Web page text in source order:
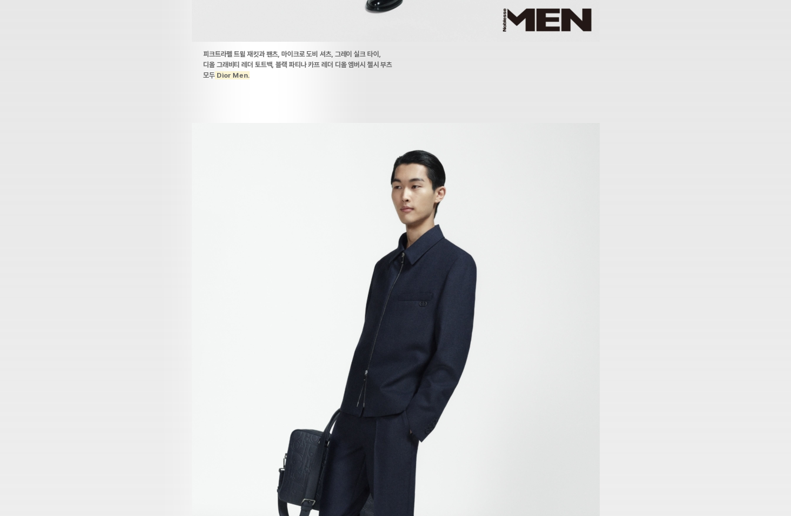
피크트라펠 트윌 재킷과 팬츠, 마이크로 도비 셔츠, 그레이 실크 타이,
디올 그래비티 레더 토트백, 블랙 파티나 카프 레더 디올 엠버시 첼시 부츠
모두Dior Men.